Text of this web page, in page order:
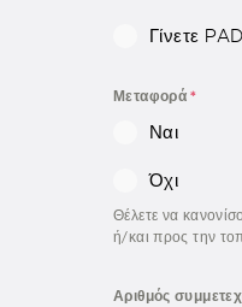
Γίνετε
Μεταφορά*
Ναι
Όχι
Θέλετε να
ή/και προς την
Αριθμός